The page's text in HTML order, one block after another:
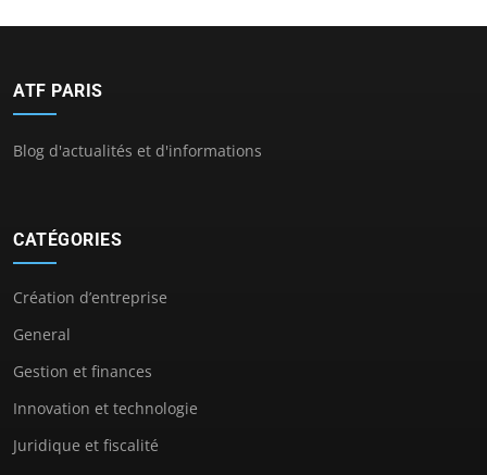
ATF PARIS
Blog d'actualités et d'informations
CATÉGORIES
Création d’entreprise
General
Gestion et finances
Innovation et technologie
Juridique et fiscalité